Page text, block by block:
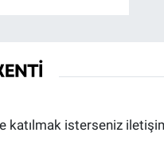
katılmak isterseniz